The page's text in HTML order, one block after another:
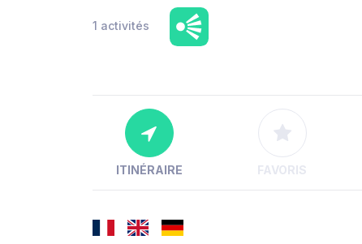
1 activités
ITINÉRAIRE FAVORIS